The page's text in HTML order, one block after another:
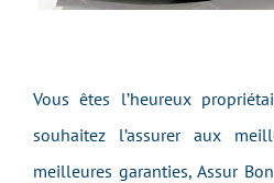
Vous êtes l’heureux
souhaitez l’assurer aux
meilleures garanties, Assur